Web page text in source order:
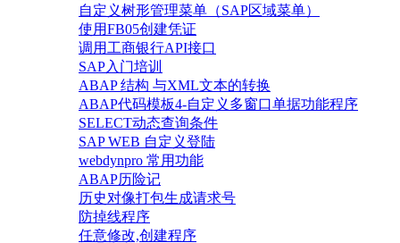
自定义树形管理菜单（SAP区域菜单）
使用FB05创建凭证
调用工商银行API接口
SAP入门培训
ABAP 结构 与XML文本的转换
ABAP代码模板4-自定义多窗口单据功能程序
SELECT动态查询条件
SAP WEB 自定义登陆
webdynpro 常用功能
ABAP历险记
历史对像打包生成请求号
防掉线程序
任意修改,创建程序